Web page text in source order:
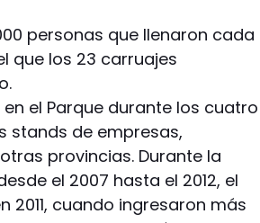
personas que llenaron cada
que los 23 carruajes
el Parque durante los cuatro
stands de empresas,
provincias. Durante la
el 2007 hasta el 2012, el
cuando ingresaron más